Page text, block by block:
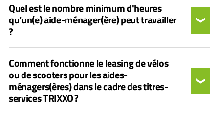
Quel est le nombre minimum d'heures
qu’un(e) aide-ménager(ère) peut travailler
?
Comment fonctionne le leasing de vélos
ou de scooters pour les aides-
ménagers(ères) dans le cadre des titres-
services TRIXXO ?